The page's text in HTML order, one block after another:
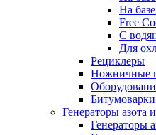
На
Free
С
Для
Рециклеры
Ножничные
Битумоварки
Генераторы азота
Генераторы